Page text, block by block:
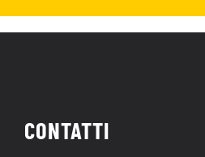
CONTATTI